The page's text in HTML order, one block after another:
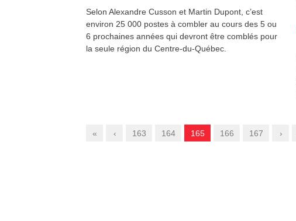
Selon Alexandre Cusson et Martin Dupont, c’est
environ 25 000 postes à combler au cours des 5 ou
6 prochaines années qui devront être comblés pour
la seule région du Centre-du-Québec.
« ‹ 163 164 165 166 167 ›